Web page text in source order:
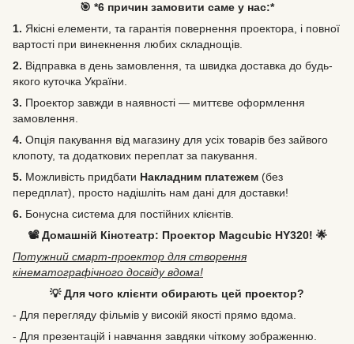
🎯 *6 причин замовити саме у нас:*
1. Якісні елементи, та гарантія повернення проектора, і повної
вартості при винекнення любих складнощів.
2. Відправка в день замовлення, та швидка доставка до будь-
якого куточка України.
3. Проектор завжди в наявності — миттєве оформлення
замовлення.
4. Опція пакування від магазину для усіх товарів без зайвого
клопоту, та додаткових переплат за пакування.
5. Можливість придбати Накладним платежем (без
передплат), просто надішліть нам дані для доставки!
6. Бонусна система для постійних клієнтів.
📽️ Домашній Кінотеатр: Проектор Magcubic HY320! 🌟
Потужний смарт-проектор для створення
кінематографічного досвіду вдома!
💡 Для чого клієнти обирають цей проектор?
- Для перегляду фільмів у високій якості прямо вдома.
- Для презентацій і навчання завдяки чіткому зображенню.